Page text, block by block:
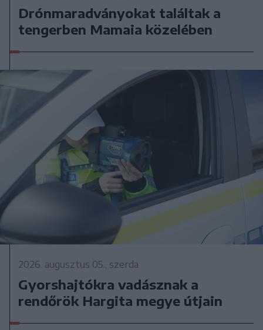
Drónmaradványokat találtak a
tengerben Mamaia közelében
2026. augusztus 05., szerda
Gyorshajtókra vadásznak a
rendőrök Hargita megye útjain